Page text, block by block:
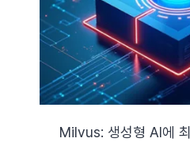
자료실
기술지원
Milvus: 생성형 AI에